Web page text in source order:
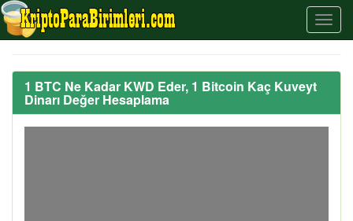
1 BTC Ne Kadar KWD Eder, 1 Bitcoin Kaç Kuveyt
Dinarı Değer Hesaplama